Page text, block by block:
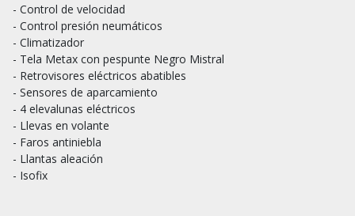
- Control de velocidad
- Control presión neumáticos
- Climatizador
- Tela Metax con pespunte Negro Mistral
- Retrovisores eléctricos abatibles
- Sensores de aparcamiento
- 4 elevalunas eléctricos
- Llevas en volante
- Faros antiniebla
- Llantas aleación
- Isofix